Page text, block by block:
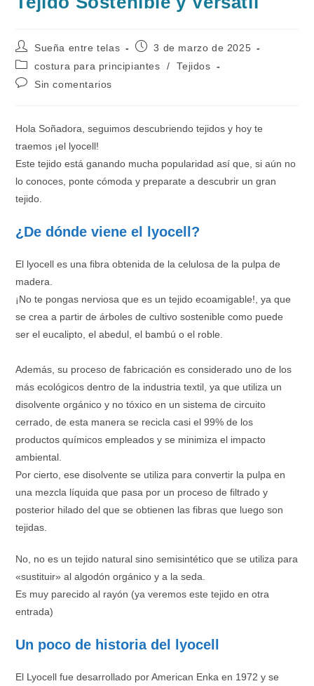
Autor
de
la
entrada:
Sueña entre telas
Publicación
la
3 de marzo de 2025
Categoría
de
la
costura para principiantes /
Tejidos
Comentarios
Sin comentarios
Hola Soñadora, seguimos descubriendo tejidos y hoy te
traemos ¡el lyocell!
Este tejido está ganando mucha popularidad así que, si aún no
lo conoces, ponte cómoda y preparate a descubrir un gran
tejido.
¿De dónde viene el lyocell?
El lyocell es una fibra obtenida de la celulosa de la pulpa de
madera.
¡No te pongas nerviosa que es un tejido ecoamigable!, ya que
se crea a partir de árboles de cultivo sostenible como puede
ser el eucalipto, el abedul, el bambú o el roble.
Además, su proceso de fabricación es considerado uno de los
más ecológicos dentro de la industria textil, ya que utiliza un
disolvente orgánico y no tóxico en un sistema de circuito
cerrado, de esta manera se recicla casi el 99% de los
productos químicos empleados y se minimiza el impacto
ambiental.
Por cierto, ese disolvente se utiliza para convertir la pulpa en
una mezcla líquida que pasa por un proceso de filtrado y
posterior hilado del que se obtienen las fibras que luego son
tejidas.
No, no es un tejido natural sino semisintético que se utiliza para
«sustituir» al algodón orgánico y a la seda.
Es muy parecido al rayón (ya veremos este tejido en otra
entrada)
Un poco de historia del lyocell
El Lyocell fue desarrollado por American Enka en 1972 y se